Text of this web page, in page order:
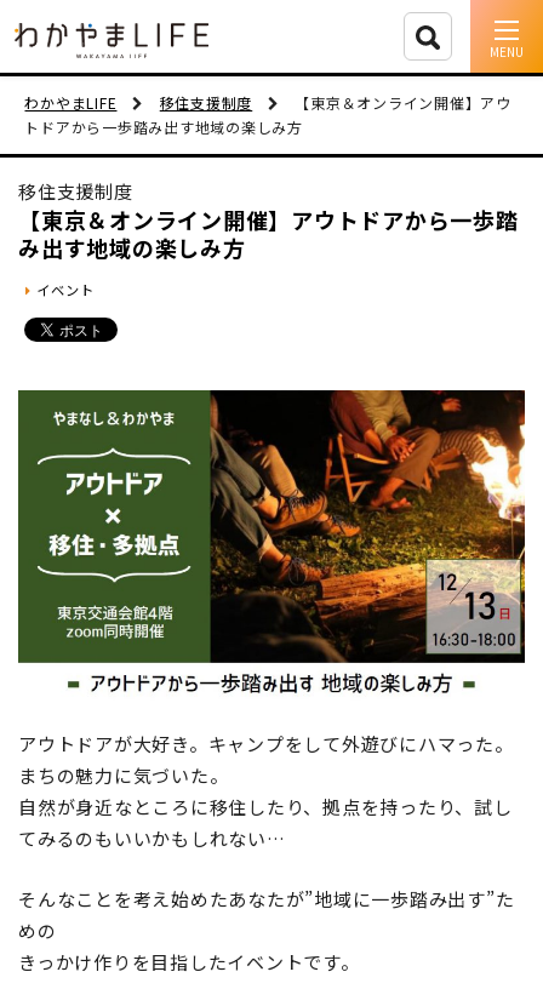
イベント情報
移住支援
人に会う
市町村を探す
移住者インタビュー
動画
地域おこし協力隊
わかやまLIFE 移住支援制度
【東京＆オンライン開催】アウ
トドアから一歩踏み出す地域の楽しみ方
移住支援制度
【東京＆オンライン開催】アウトドアから一歩踏
み出す地域の楽しみ方
イベント
アウトドアが大好き。キャンプをして外遊びにハマった。
まちの魅力に気づいた。
自然が身近なところに移住したり、拠点を持ったり、試し
てみるのもいいかもしれない…
そんなことを考え始めたあなたが”地域に一歩踏み出す”た
めの
きっかけ作りを目指したイベントです。